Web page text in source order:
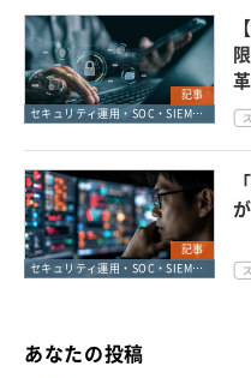
記事
セキュリティ運用・SOC・SIEM・ログ管理
記事
セキュリティ運用・SOC・SIEM・ログ管理
あなたの投稿